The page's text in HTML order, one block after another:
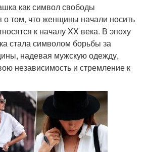
как символ свободы
том, что женщины начали носить
к началу XX века. В эпоху
стала символом борьбы за
надевая мужскую одежду,
независимость и стремление к